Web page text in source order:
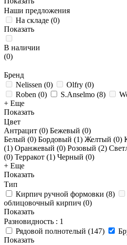
Наши предложения
На складе (0)
Показать
В наличии
(0)
Бренд
Nelissen (0) Olfry (0)
Roben (0) S.Anselmo (8)
+ Еще
Показать
Цвет
Антрацит (0) Бежевый (0)
Белый (0) Бордовый (1) Желтый (0)
(1) Оранжевый (0) Розовый (2)
(0) Терракот (1) Черный (0)
+ Еще
Показать
Тип
Кирпич ручной формовки (8)
облицовочный кирпич (0)
Показать
Разновидность : 1
Рядовой полнотелый (147)
Показать